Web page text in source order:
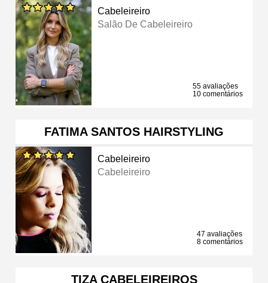
Cabeleireiro
Salão De Cabeleireiro
55 avaliações
10 comentários
FATIMA SANTOS HAIRSTYLING
Cabeleireiro
Cabeleireiro
47 avaliações
8 comentários
TIZA CABELEIREIROS